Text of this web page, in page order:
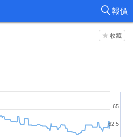
報價